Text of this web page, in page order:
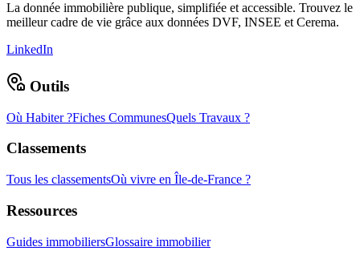
La donnée immobilière publique, simplifiée et accessible. Trouvez le
meilleur cadre de vie grâce aux données DVF, INSEE et Cerema.
LinkedIn
Outils
Où Habiter ?Fiches CommunesQuels Travaux ?
Classements
Tous les classementsOù vivre en Île-de-France ?
Ressources
Guides immobiliersGlossaire immobilier